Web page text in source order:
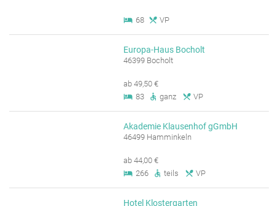
68 VP
Europa-Haus Bocholt
46399 Bocholt
ab 49,50 €
83
ganz VP
Akademie Klausenhof gGmbH
46499 Hamminkeln
ab 44,00 €
266
teils VP
Hotel Klostergarten